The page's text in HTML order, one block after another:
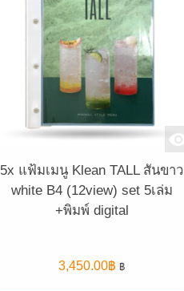
5x แฟ้มเมนู Klean TALL สันขาว
white B4 (12view) set 5เล่ม
+พิมพ์ digital
3,450.00฿ ฿